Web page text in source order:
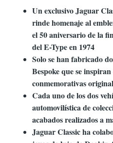
Un exclusivo Jaguar
rinde homenaje al
el 50 aniversario de la
del E-Type en 1974
Solo se han fabricado
Bespoke que se
conmemorativas
Cada uno de los dos
automovilística de
acabados realizados a
Jaguar Classic ha